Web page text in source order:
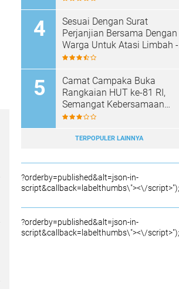
Sesuai Dengan Surat
Perjanjian Bersama Dengan
Warga Untuk Atasi Limbah -
Pabrik Aci Giat Perbaiki
Camat Campaka Buka
Rangkaian HUT ke-81 RI,
Semangat Kebersamaan
Warnai Senam Massal dan
DesaTERPOPULER LAINNYA
?orderby=published&alt=json-in-
script&callback=labelthumbs\"><\/script>");
?orderby=published&alt=json-in-
script&callback=labelthumbs\"><\/script>");